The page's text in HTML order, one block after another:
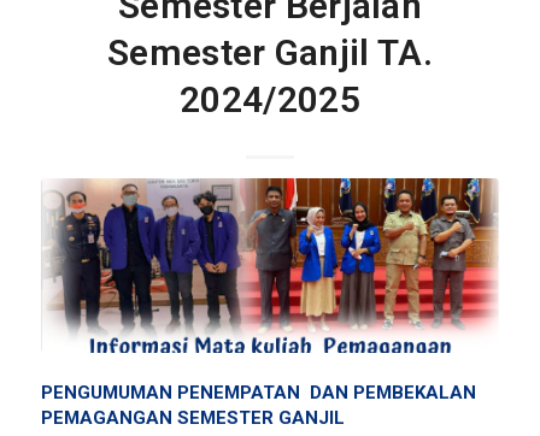
Semester Ganjil TA.
2024/2025
PENGUMUMAN PENEMPATAN DAN PEMBEKALAN
PEMAGANGAN SEMESTER GANJIL